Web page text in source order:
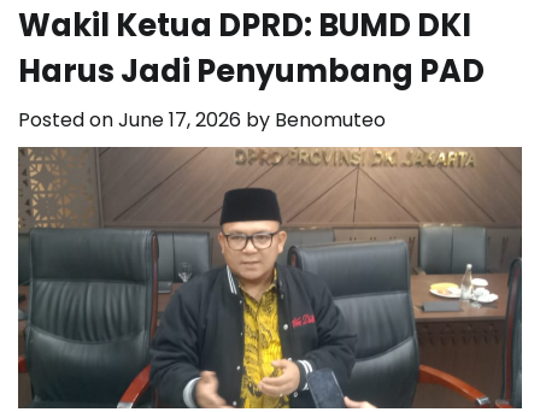
Wakil Ketua DPRD: BUMD DKI
Harus Jadi Penyumbang PAD
Posted onJune 17, 2026 by Benomuteo